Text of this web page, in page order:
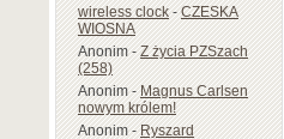
wireless clock-CZESKA
WIOSNA
Anonim-Z życia PZSzach
(258)
Anonim-Magnus Carlsen
nowym królem!
Anonim-Ryszard